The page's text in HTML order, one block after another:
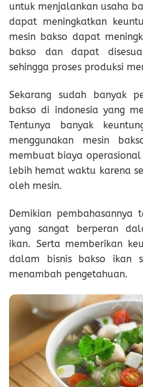
untuk menjalankan usaha
dapat meningkatkan
mesin bakso dapat
bakso dan dapat
sehingga proses produksi
Sekarang sudah banyak
bakso di indonesia yang
Tentunya banyak
menggunakan mesin
membuat biaya
lebih hemat waktu karena
oleh mesin.
Demikian pembahasannya
yang sangat berperan
ikan. Serta memberikan
dalam bisnis bakso ikan
menambah pengetahuan.